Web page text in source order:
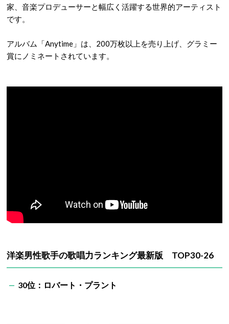
家、音楽プロデューサーと幅広く活躍する世界的アーティスト
です。
アルバム「Anytime」は、200万枚以上を売り上げ、グラミー
賞にノミネートされています。
洋楽男性歌手の歌唱力ランキング最新版 TOP30-26
30位：ロバート・プラント